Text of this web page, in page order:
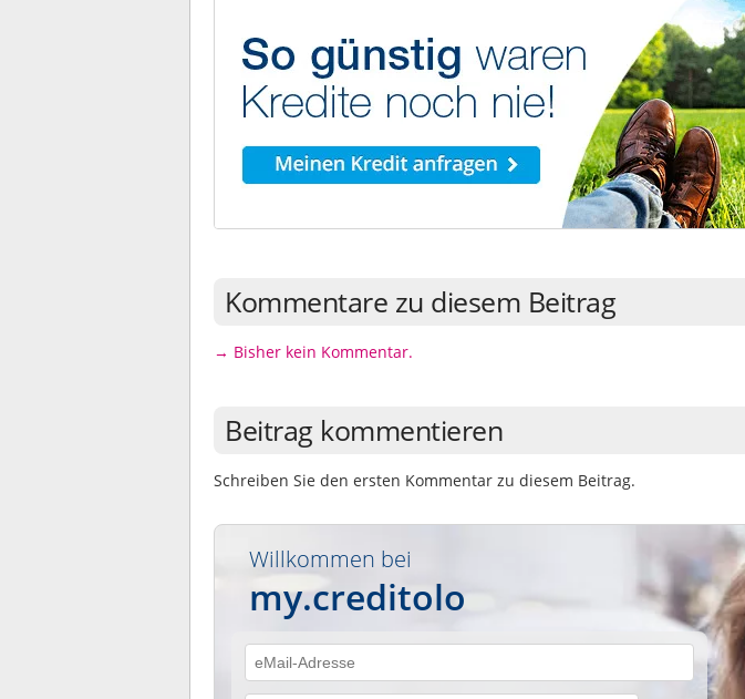
Kommentare zu diesem Beitrag
→ Bisher kein Kommentar.
Beitrag kommentieren
Schreiben Sie den ersten Kommentar zu diesem Beitrag.
Willkommen bei
my.creditolo